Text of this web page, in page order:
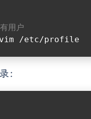
用户
vim /etc/profile
：